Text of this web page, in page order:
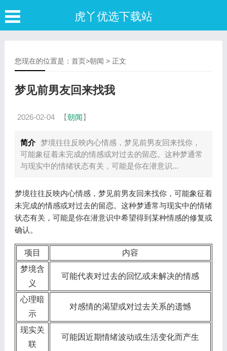
虎丫优选下载站
您现在的位置是： 首页>朝闻 > 正文
梦见前男友回来找我
2026-02-04 【朝闻】
简介 梦境往往反映内心情感，梦见前男友回来找你，
可能象征着未完成的情感或对过去的留恋。这种梦通常
与现实中的情绪状态有关，可能是你在潜意识...
梦境往往反映内心情感，梦见前男友回来找你，可能象征着
未完成的情感或对过去的留恋。这种梦通常与现实中的情绪
状态有关，可能是你在潜意识中希望得到某种情感的修复或
确认。
项目
内容
梦境含
义
可能代表对过去的回忆或未解决的情感
心理暗
示
对感情的渴望或对过去关系的遗憾
现实关
联
可能因近期情绪波动或生活变化而产生